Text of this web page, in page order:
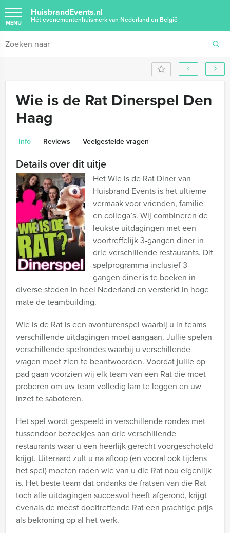
HuisbrandEvents.nl
Hét evenementenhuismerk van Nederland en België
MENU
Wie is de Rat Dinerspel Den
Haag
Info Reviews Veelgestelde vragen
Details over dit uitje
Het Wie is de Rat Diner van
Huisbrand Events is het ultieme
vermaak voor vrienden, familie
en collega’s. Wij combineren de
leukste uitdagingen met een
voortreffelijk 3-gangen diner in
drie verschillende restaurants. Dit
spelprogramma inclusief 3-
gangen diner is te boeken in
diverse steden in heel Nederland en versterkt in hoge
mate de teambuilding.
Wie is de Rat is een avonturenspel waarbij u in teams
verschillende uitdagingen moet aangaan. Jullie spelen
verschillende spelrondes waarbij u verschillende
vragen moet zien te beantwoorden. Voordat jullie op
pad gaan voorzien wij elk team van een Rat die moet
proberen om uw team volledig lam te leggen en uw
inzet te saboteren.
Het spel wordt gespeeld in verschillende rondes met
tussendoor bezoekjes aan drie verschillende
restaurants waar u een heerlijk gerecht voorgeschoteld
krijgt. Uiteraard zult u na afloop (en vooral ook tijdens
het spel) moeten raden wie van u die Rat nou eigenlijk
is. Het beste team dat ondanks de fratsen van die Rat
toch alle uitdagingen succesvol heeft afgerond, krijgt
evenals de meest doeltreffende Rat een prachtige prijs
als bekroning op al het werk.